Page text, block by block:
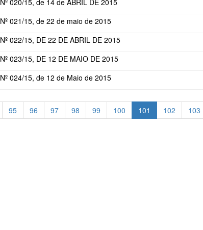
020/15, de 14 de ABRIL DE 2015
021/15, de 22 de maio de 2015
022/15, DE 22 DE ABRIL DE 2015
023/15, DE 12 DE MAIO DE 2015
024/15, de 12 de Maio de 2015
95 96 97 98 99 100 101 102 103